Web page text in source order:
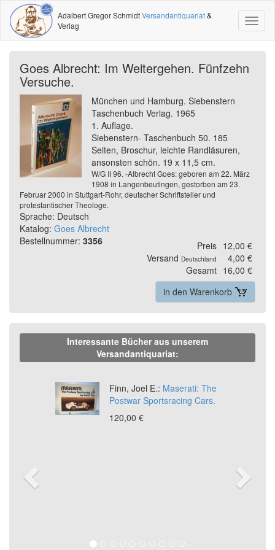
Adalbert Gregor SchmidtVersandantiquariat&
Verlag
Goes Albrecht: Im Weitergehen. Fünfzehn
Versuche.
München und Hamburg. Siebenstern
Taschenbuch Verlag. 1965
1. Auflage.
Siebenstern- Taschenbuch 50. 185
Seiten, Broschur, leichte Randläsuren,
ansonsten schön. 19 x 11,5 cm.
W/G II 96. -Albrecht Goes: geboren am 22. März
1908 in Langenbeutingen, gestorben am 23.
Februar 2000 in Stuttgart-Rohr, deutscher Schriftsteller und
protestantischer Theologe.
Sprache: Deutsch
Katalog: Goes Albrecht
Bestellnummer: 3356 Preis 12,00 €
Versand Deutschland
4,00 €
Gesamt 16,00 €
in den Warenkorb
Interessante Bücher aus unserem
Versandantiquariat:
Finn, Joel E.: Maserati: The
Postwar Sportsracing Cars.
120,00 €
Previous